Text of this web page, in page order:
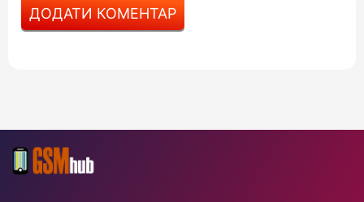
ДОДАТИ КОМЕНТАР